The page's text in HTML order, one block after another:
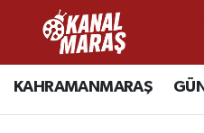
KAHRAMANMARAŞ
CANLI YAYIN
KAHRAMANMARAŞ
Kahramanmaraş
Kahramanmaraş